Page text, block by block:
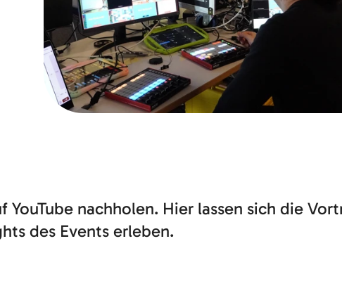
nachholen. Hier lassen sich die
des Events erleben.
Inhalte vonYouTubeladen?
Ja